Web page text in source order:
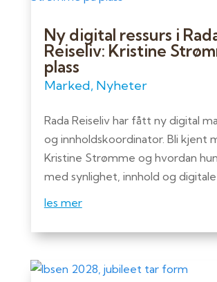
Ny digital ressurs i
Reiseliv: Kristine
plass
Marked, Nyheter
Rada Reiseliv har fått ny digital
og innholdskoordinator. Bli kjent
Kristine Strømme og hvordan
med synlighet, innhold og digitale
les mer